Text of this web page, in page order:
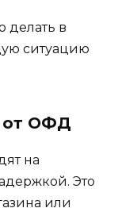
делать в
ситуацию
от ОФД
на
Это
или